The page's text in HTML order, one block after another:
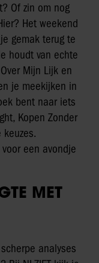
Of zin om nog
Het weekend
gemak terug te
houdt van echte
Mijn Lijk en
je meekijken in
bent naar iets
Kopen Zonder
een avondje
MET
analyses